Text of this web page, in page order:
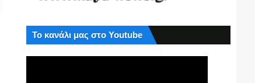
Το κανάλι μας στο Youtube